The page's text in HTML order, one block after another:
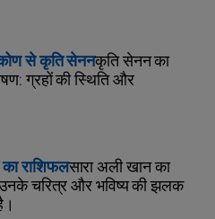
से कृति सेननकृति सेनन का
ग्रहों की स्थिति और
राशिफलसारा अली खान का
चरित्र और भविष्य की झलक